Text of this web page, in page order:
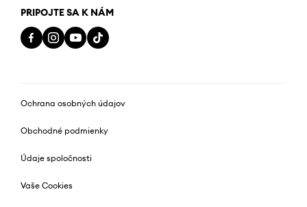
PRIPOJTE SA K NÁM
Ochrana osobných údajov
Obchodné podmienky
Údaje spoločnosti
Vaše Cookies